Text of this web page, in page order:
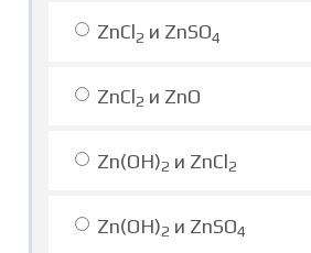
ZnCl2 и ZnSO4
ZnCl2 и ZnO
Zn(OH)2 и ZnCl2
Zn(OH)2 и ZnSO4